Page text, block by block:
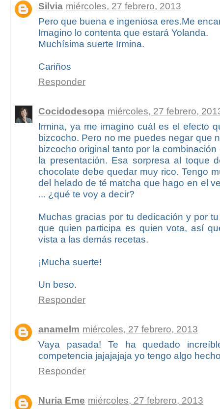
Silvia miércoles, 27 febrero, 2013
Pero que buena e ingeniosa eres.Me
Imagino lo contenta que estará Yolanda.
Muchísima suerte Irmina.
Cariños
Responder
Cocidodesopa miércoles, 27 febrero,
Irmina, ya me imagino cuál es el efecto
bizcocho. Pero no me puedes negar que
bizcocho original tanto por la
la presentación. Esa sorpresa al toque
chocolate debe quedar muy rico. Tengo
del helado de té matcha que hago en el
... ¿qué te voy a decir?
Muchas gracias por tu dedicación y por
que quien participa es quien vota, así
vista a las demás recetas.
¡Mucha suerte!
Un beso.
Responder
anamelm miércoles, 27 febrero, 2013
Vaya pasada! Te ha quedado
competencia jajajajaja yo tengo algo
Responder
Nuria Eme miércoles, 27 febrero, 2013